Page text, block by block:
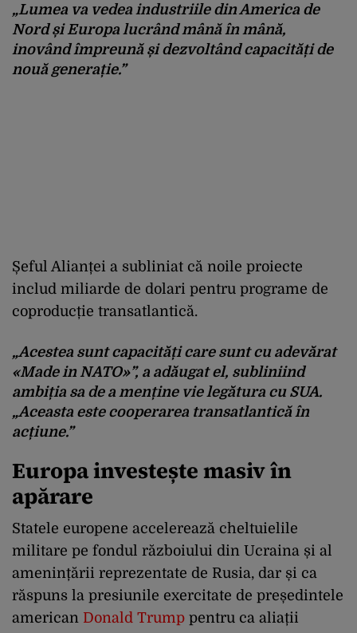
„Lumea va vedea industriile din America de
Nord și Europa lucrând mână în mână,
inovând împreună și dezvoltând capacități de
nouă generație.”
Șeful Alianței a subliniat că noile proiecte
includ miliarde de dolari pentru programe de
coproducție transatlantică.
„Acestea sunt capacități care sunt cu adevărat
«Made in NATO»”, a adăugat el, subliniind
ambiția sa de a menține vie legătura cu SUA.
„Aceasta este cooperarea transatlantică în
acțiune.”
Europa investește masiv în
apărare
Statele europene accelerează cheltuielile
militare pe fondul războiului din Ucraina și al
amenințării reprezentate de Rusia, dar și ca
răspuns la presiunile exercitate de președintele
american Donald Trump pentru ca aliații